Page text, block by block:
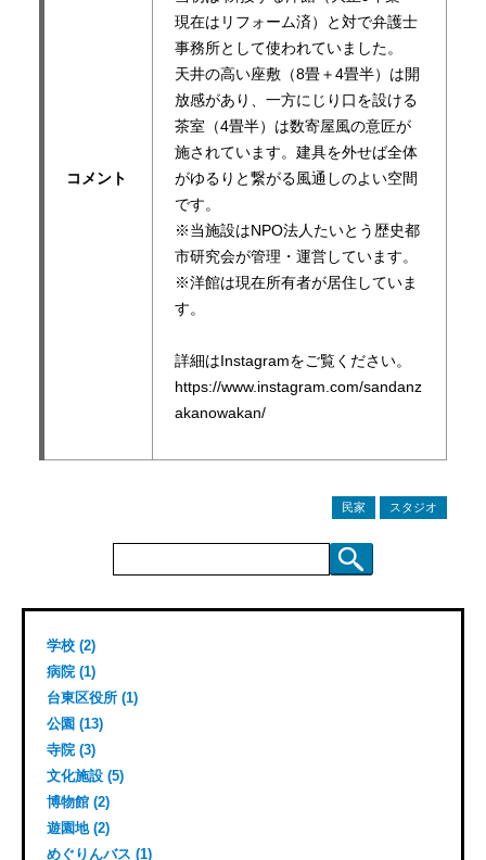
コメント
現在はリフォーム済）と対で弁護士
事務所として使われていました。
天井の高い座敷（8畳＋4畳半）は開
放感があり、一方にじり口を設ける
茶室（4畳半）は数寄屋風の意匠が
施されています。建具を外せば全体
がゆるりと繋がる風通しのよい空間
です。
※当施設はNPO法人たいとう歴史都
市研究会が管理・運営しています。
※洋館は現在所有者が居住していま
す。
詳細はInstagramをご覧ください。
https://www.instagram.com/sandanz
akanowakan/
民家 スタジオ
学校 (2)
病院 (1)
台東区役所 (1)
公園 (13)
寺院 (3)
文化施設 (5)
博物館 (2)
遊園地 (2)
めぐりんバス (1)